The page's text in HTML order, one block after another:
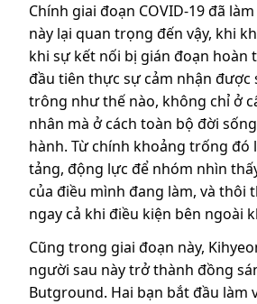
Chính giai đoạn COVID-19 đã
này lại quan trọng đến vậy, khi
khi sự kết nối bị gián đoạn hoàn
đầu tiên thực sự cảm nhận được
trông như thế nào, không chỉ ở
nhân mà ở cách toàn bộ đời
hành. Từ chính khoảng trống đó
tảng, động lực để nhóm nhìn
của điều mình đang làm, và thôi
ngay cả khi điều kiện bên ngoài
Cũng trong giai đoạn này,
người sau này trở thành đồng
Butground. Hai bạn bắt đầu làm